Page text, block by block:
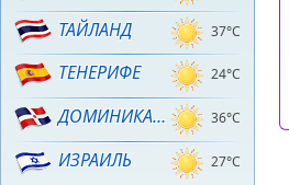
37°C
ТАЙЛАНД
24°C
ТЕНЕРИФЕ
36°C
ДОМИНИКАНА
27°C
ИЗРАИЛЬ